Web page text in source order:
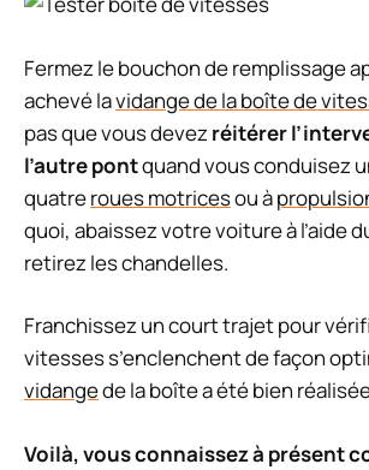
Fermez le bouchon de remplissage
achevé lavidange de la boîte de
pas que vous devezréitérer
l’autre pontquand vous conduisez
quatreroues motricesou à
quoi, abaissez votre voiture à l’aide
retirez les chandelles.
Franchissez un court trajet pour
vitesses s’enclenchent de façon
vidangede la boîte a été bien
Voilà, vous connaissez à présent